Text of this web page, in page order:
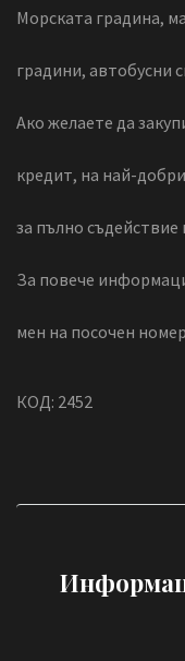
Морската градина,
градини, автобусни
Ако желаете да
кредит, на най-
за пълно
За повече
мен на посочен
КОД: 2452